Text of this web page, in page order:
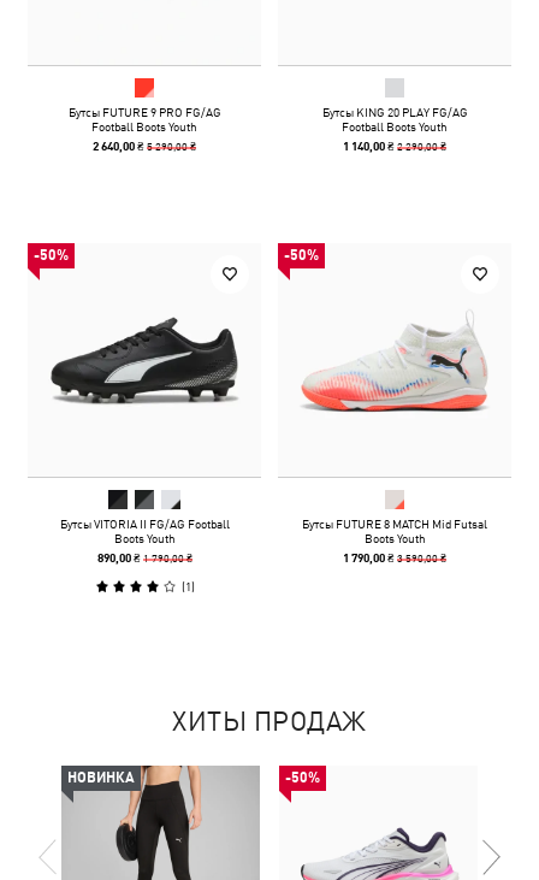
Бутсы FUTURE 9 PRO FG/AG
Football Boots Youth
2 640,00 ₴5 290,00 ₴
Бутсы KING 20 PLAY FG/AG
Football Boots Youth
1 140,00 ₴2 290,00 ₴
-50%
Бутсы VITORIA II FG/AG Football
Boots Youth
890,00 ₴ 1 790,00 ₴
(1)
-50%
Бутсы FUTURE 8 MATCH Mid Futsal
Boots Youth
1 790,00 ₴3 590,00 ₴
ХИТЫ ПРОДАЖ
НОВИНКА -50%